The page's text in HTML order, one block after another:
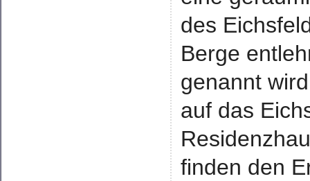
des
Berge
genannt
auf das
finden den